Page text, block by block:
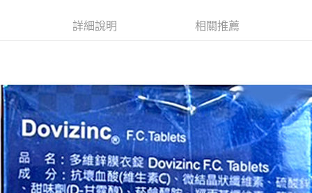
AFTEE先享後付
相關說明
【關於「AFTEE先享後付」】
AFTEE先享後付是「在收到商品之後才付款」的支付方式。 讓您購物簡單
便利好安心！
１．簡單：不需註冊會員、不需綁卡、不需儲值。
２．便利：只要手機號碼，簡訊認證，即可結帳。
３．安心：先確認商品／服務後，再付款。
ATM付款
運送方式
全家取貨付款
詳細說明 相關推薦